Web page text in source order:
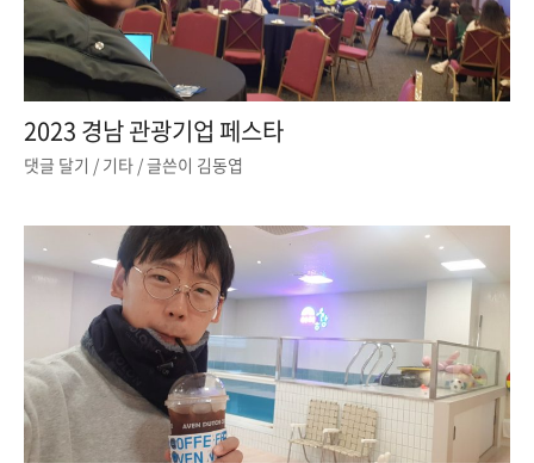
2023 경남 관광기업 페스타
댓글 달기 / 기타 / 글쓴이 김동엽